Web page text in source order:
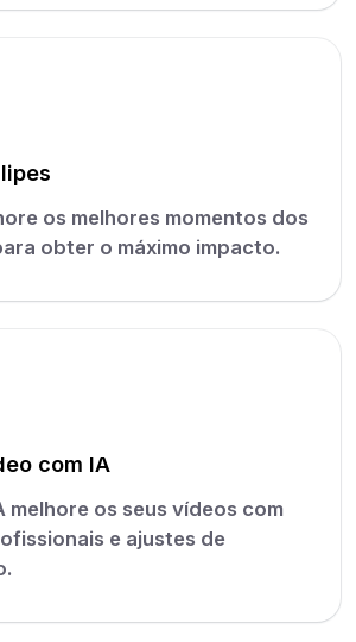
os melhores momentos dos
obter o máximo impacto.
com IA
melhore os seus vídeos com
e ajustes de